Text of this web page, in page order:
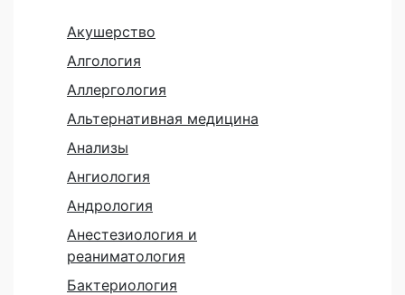
Акушерство
Алгология
Аллергология
Альтернативная медицина
Анализы
Ангиология
Андрология
Анестезиология и
реаниматология
Бактериология